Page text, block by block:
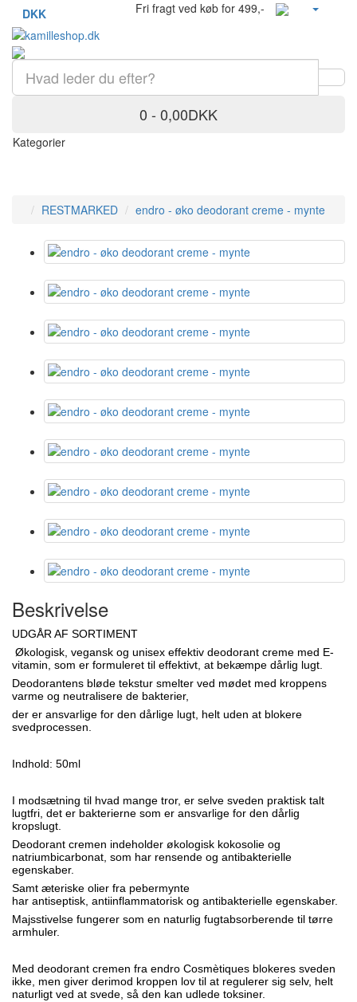
DKK Fri fragt ved køb for 499,-
0 - 0,00DKK
Kategorier
RESTMARKED endro - øko deodorant creme - mynte
Beskrivelse
UDGÅR AF SORTIMENT
Økologisk, vegansk og unisex effektiv deodorant creme med E-
vitamin, som er formuleret til effektivt, at bekæmpe dårlig lugt.
Deodorantens bløde tekstur smelter ved mødet med kroppens
varme og neutralisere de bakterier,
der er ansvarlige for den dårlige lugt, helt uden at blokere
svedprocessen.
Indhold: 50ml
I modsætning til hvad mange tror, ​​er selve sveden praktisk talt
lugtfri, det er bakterierne som er ansvarlige for den dårlig
kropslugt.
Deodorant cremen indeholder økologisk kokosolie og
natriumbicarbonat, som har rensende og antibakterielle
egenskaber.
Samt æteriske olier fra pebermynte
har antiseptisk, antiinflammatorisk og antibakterielle egenskaber.
Majsstivelse fungerer som en naturlig fugtabsorberende til tørre
armhuler.
Med deodorant cremen fra endro Cosmètiques blokeres sveden
ikke, men giver derimod kroppen lov til at regulerer sig selv, helt
naturligt ved at svede, så den kan udlede toksiner.